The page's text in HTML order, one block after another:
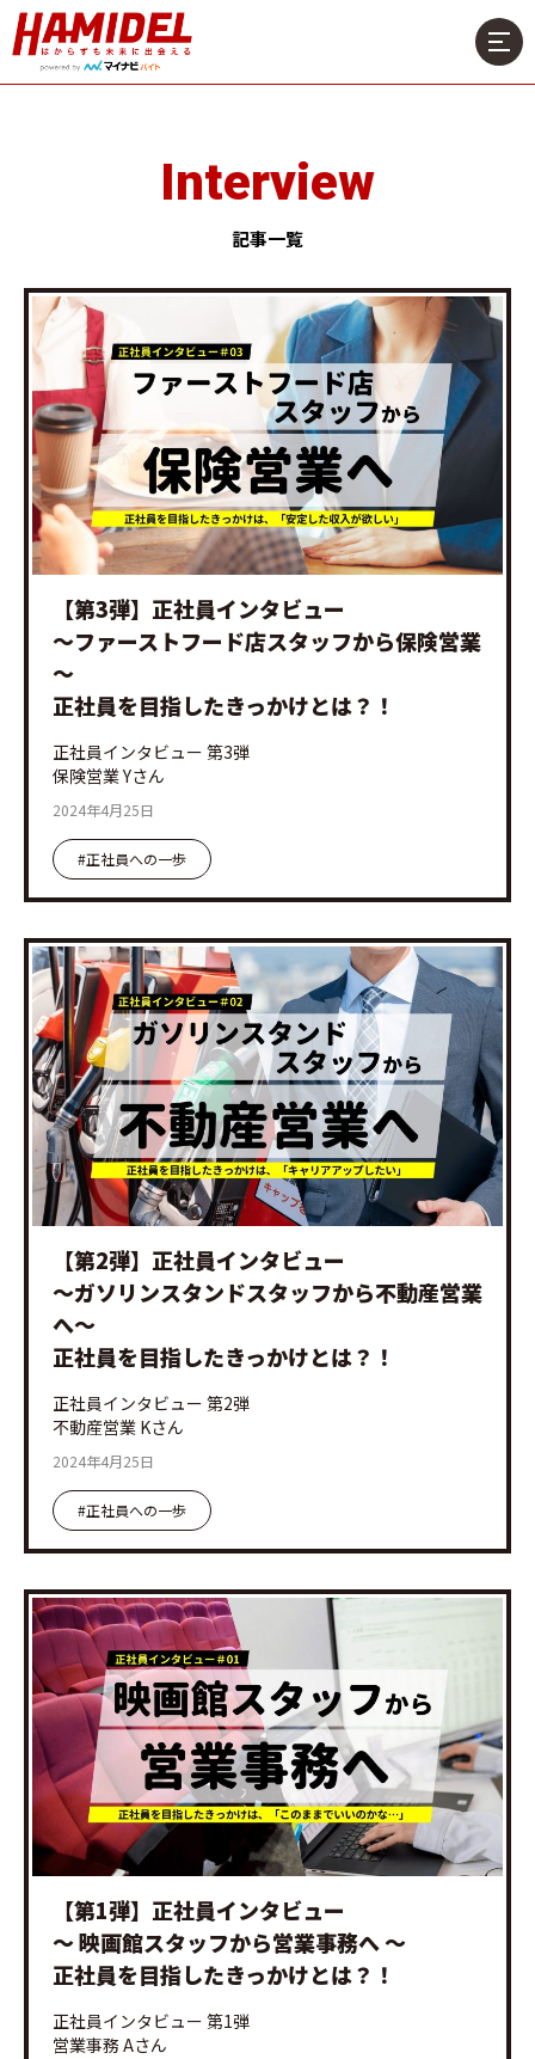
Interview
記事一覧
【第3弾】正社員インタビュー
～ファーストフード店スタッフから保険営業
～
正社員を目指したきっかけとは？！
正社員インタビュー 第3弾
保険営業 Yさん
2024年4月25日
#正社員への一歩
【第2弾】正社員インタビュー
～ガソリンスタンドスタッフから不動産営業
へ～
正社員を目指したきっかけとは？！
正社員インタビュー 第2弾
不動産営業 Kさん
2024年4月25日
#正社員への一歩
【第1弾】正社員インタビュー
～ 映画館スタッフから営業事務へ ～
正社員を目指したきっかけとは？！
正社員インタビュー 第1弾
営業事務 Aさん